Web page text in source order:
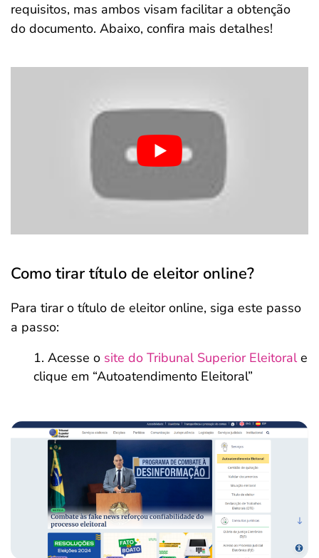
requisitos, mas ambos visam facilitar a obtenção
do documento. Abaixo, confira mais detalhes!
Como tirar título de eleitor online?
Para tirar o título de eleitor online, siga este passo
a passo:
Acesse o site do Tribunal Superior Eleitorale
clique em “Autoatendimento Eleitoral”